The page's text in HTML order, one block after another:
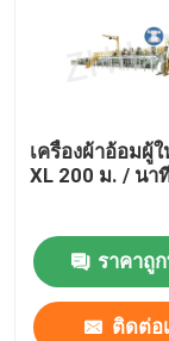
เครื่องแผ่นเต้า
เครื่องกางเก
เครื่องทำแผ่น
เครื่องผ้าอ้อมผู้
XL 200 ม. / นา
ราคาถู
ติดต่อ